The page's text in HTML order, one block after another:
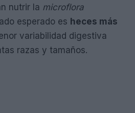
nutrir la microflora
esperado es heces más
variabilidad digestiva
razas y tamaños.